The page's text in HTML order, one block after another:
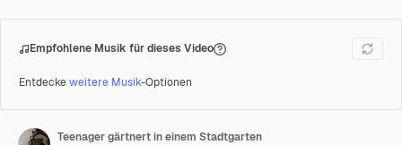
Empfohlene Musik für dieses Video
Entdeckeweitere Musik-Optionen
Teenager gärtnert in einem Stadtgarten